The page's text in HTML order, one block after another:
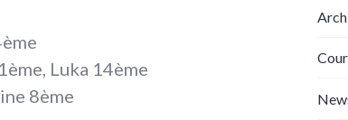
Luka 14ème
8ème